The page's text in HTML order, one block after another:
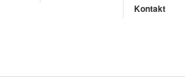
Kontakt